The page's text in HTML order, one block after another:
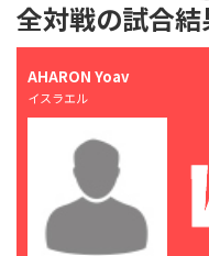
全対戦の試合結
AHARON Yoav
イスラエル